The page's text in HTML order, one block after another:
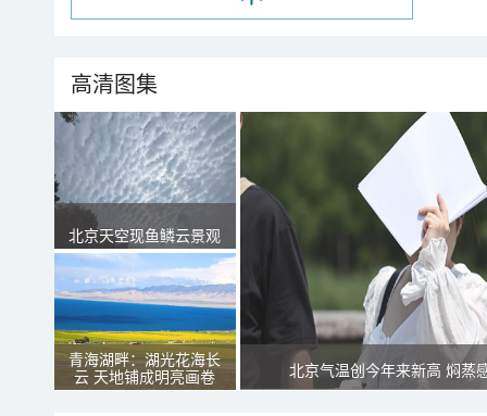
高清图集
北京天空现鱼鳞云景观
青海湖畔：湖光花海长
云 天地铺成明亮画卷
北京气温创今年来新高 焖蒸